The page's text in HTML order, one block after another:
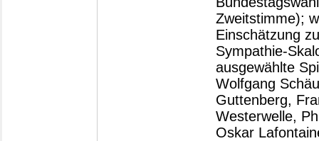
Zweitstimme);
Einschätzung
Sympathie-
ausgewählte
Wolfgang
Guttenberg,
Westerwelle,
Oskar